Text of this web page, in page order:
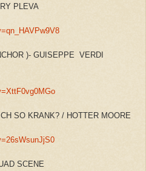
PLEVA
)- GUISEPPE VERDI
SO KRANK? / HOTTER MOORE
SCENE